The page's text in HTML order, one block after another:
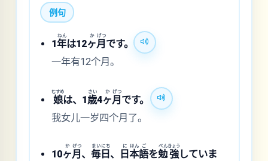
例句
1年
ねん
は12ヶ
か
月
げつ
です。
一年有12个月。
娘
むすめ
は、1歳
さい
4ヶ
か
月
げつ
です。
我女儿一岁四个月了。
10ヶ
か
月
げつ
、毎
まい
日
にち
、 日
に
本
ほん
語
ご
を勉
べん
強
きょう
していま